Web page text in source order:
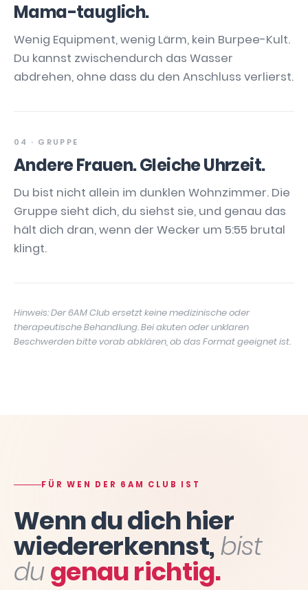
Mama-tauglich.
Wenig Equipment, wenig Lärm, kein Burpee-Kult.
Du kannst zwischendurch das Wasser
abdrehen, ohne dass du den Anschluss verlierst.
04 · GRUPPE
Andere Frauen. Gleiche Uhrzeit.
Du bist nicht allein im dunklen Wohnzimmer. Die
Gruppe sieht dich, du siehst sie, und genau das
hält dich dran, wenn der Wecker um 5:55 brutal
klingt.
Hinweis: Der 6AM Club ersetzt keine medizinische oder
therapeutische Behandlung. Bei akuten oder unklaren
Beschwerden bitte vorab abklären, ob das Format geeignet ist.
FÜR WEN DER 6AM CLUB IST
Wenn du dich hier
wiedererkennst,bist
dugenau richtig.